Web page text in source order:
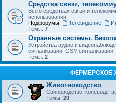
Средства связи,
Все о средствах связи и
использования.
Подфорумы:
Телевидение,
Темы: 7
Охранные системы.
Устройства аудио и
сигнализации. GSM
Темы: 2
ФЕРМЕРСКОЕ
Животноводство
Свиноводство,
Темы: 20